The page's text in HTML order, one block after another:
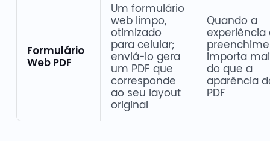
Formulário
Web PDF
Um formulário
web limpo,
otimizado
para celular;
enviá-lo gera
um PDF que
corresponde
ao seu layout
original
Quando a
experiência
importa
do que a
aparência
PDF